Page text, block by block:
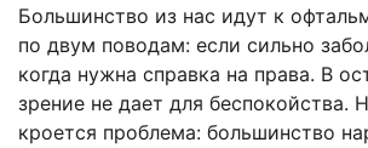
Большинство из нас идут к
по двум поводам: если сильно
когда нужна справка на права. В
зрение не дает для беспокойства.
кроется проблема: большинство